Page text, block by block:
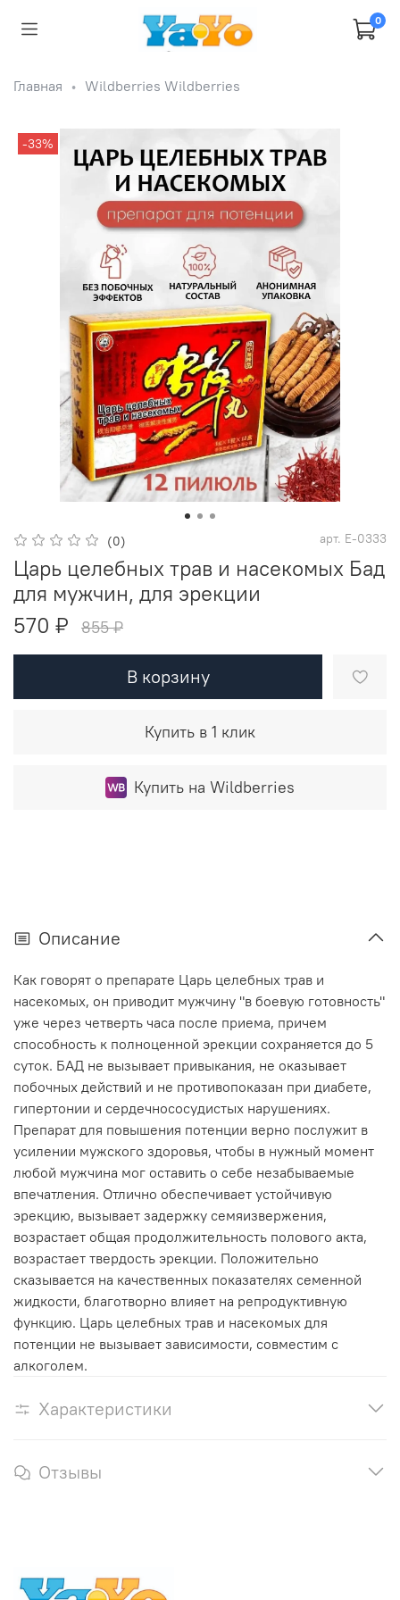
0
Главная Wildberries Wildberries
-33%
(0) арт. E-0333
Царь целебных трав и насекомых Бад
для мужчин, для эрекции
570 ₽
855 ₽
В корзину
Купить в 1 клик
Купить на Wildberries
Описание
Как говорят о препарате Царь целебных трав и
насекомых, он приводит мужчину "в боевую готовность"
уже через четверть часа после приема, причем
способность к полноценной эрекции сохраняется до 5
суток. БАД не вызывает привыкания, не оказывает
побочных действий и не противопоказан при диабете,
гипертонии и сердечнососудистых нарушениях.
Препарат для повышения потенции верно послужит в
усилении мужского здоровья, чтобы в нужный момент
любой мужчина мог оставить о себе незабываемые
впечатления. Отлично обеспечивает устойчивую
эрекцию, вызывает задержку семяизвержения,
возрастает общая продолжительность полового акта,
возрастает твердость эрекции. Положительно
сказывается на качественных показателях семенной
жидкости, благотворно влияет на репродуктивную
функцию. Царь целебных трав и насекомых для
потенции не вызывает зависимости, совместим с
алкоголем.
Характеристики
Отзывы